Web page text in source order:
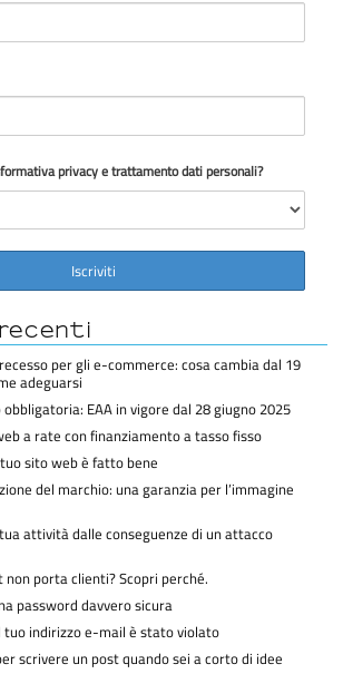
privacy e trattamento dati personali?
per gli e-commerce: cosa cambia dal 19
adeguarsi
EAA in vigore dal 28 giugno 2025
a rate con finanziamento a tasso fisso
sito web è fatto bene
del marchio: una garanzia per l’immagine
attività dalle conseguenze di un attacco
porta clienti? Scopri perché.
password davvero sicura
tuo indirizzo e-mail è stato violato
scrivere un post quando sei a corto di idee